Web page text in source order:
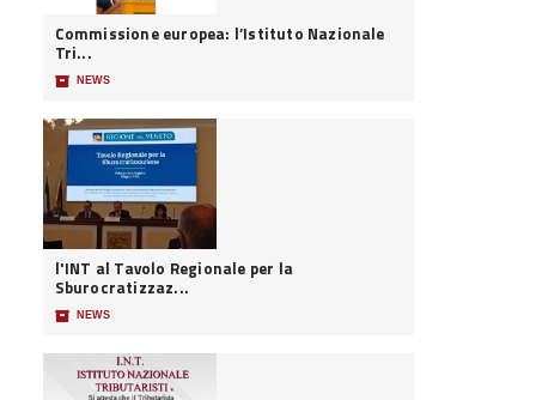
Commissione europea: l’Istituto Nazionale
Tri...
📦 NEWS
l'INT al Tavolo Regionale per la
Sburocratizzaz...
📦 NEWS